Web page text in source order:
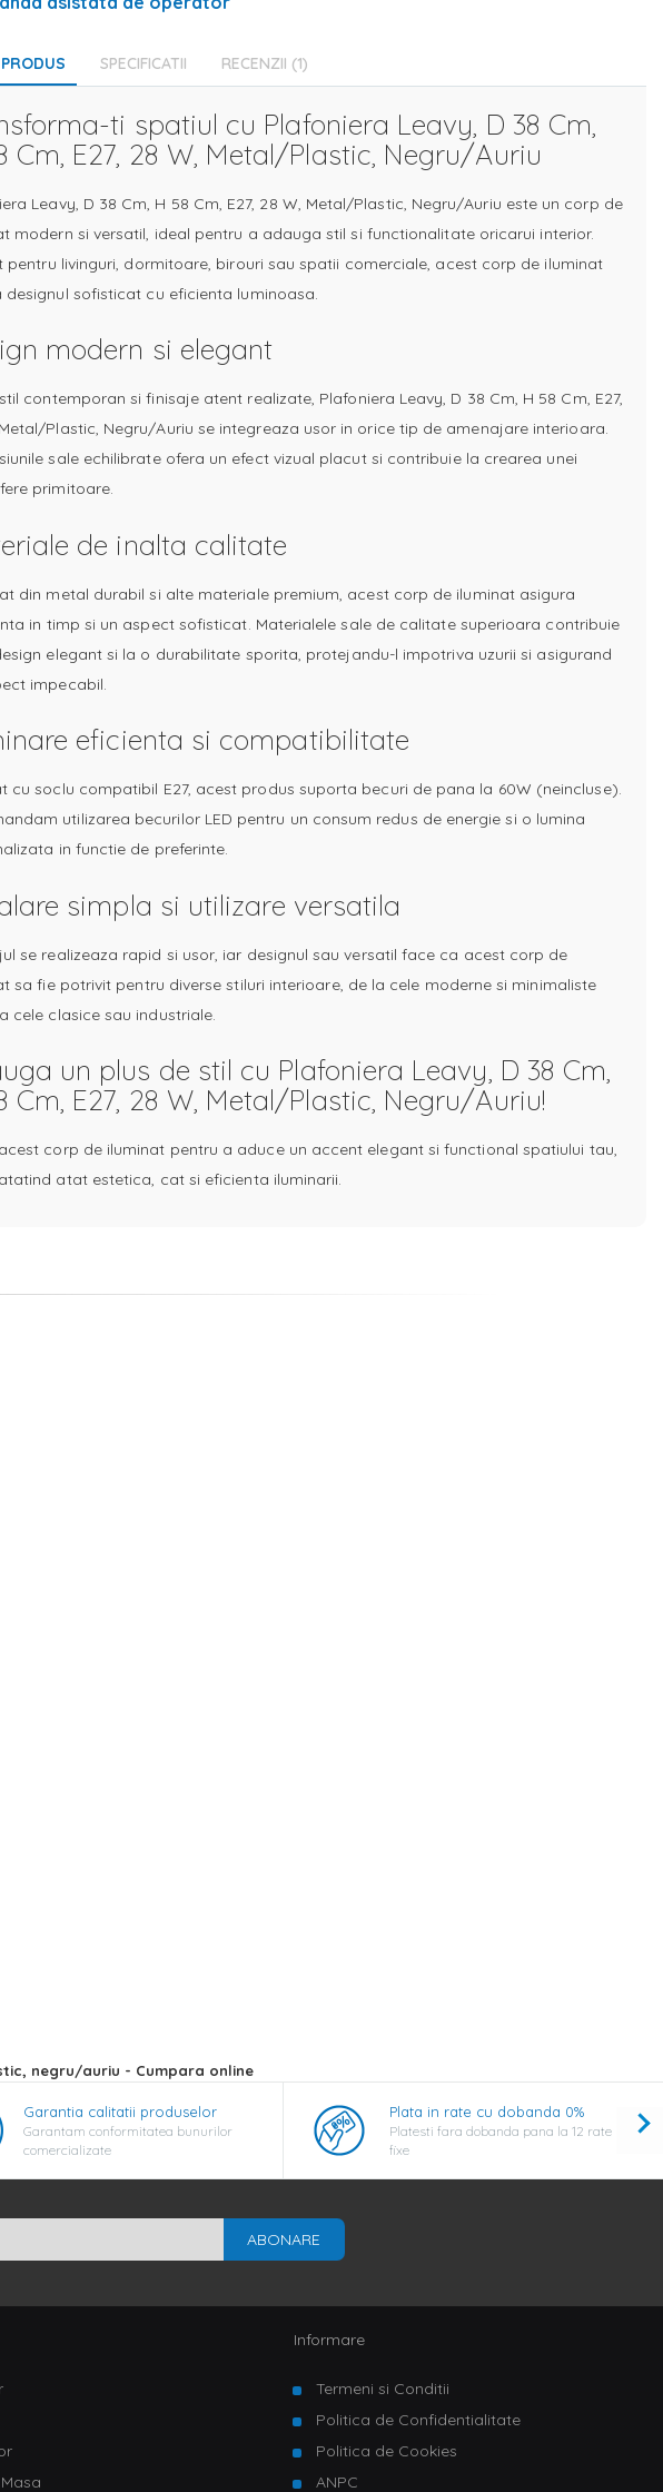
ti spatiul cu Plafoniera Leavy, D 38 Cm,
Cm, E27, 28 W, Metal/Plastic, Negru/Auriu
Leavy, D 38 Cm, H 58 Cm, E27, 28 W, Metal/Plastic, Negru/Auriu este un corp de
modern si versatil, ideal pentru a adauga stil si functionalitate oricarui interior.
pentru livinguri, dormitoare, birouri sau spatii comerciale, acest corp de iluminat
designul sofisticat cu eficienta luminoasa.
modern si elegant
contemporan si finisaje atent realizate, Plafoniera Leavy, D 38 Cm, H 58 Cm, E27,
Plastic, Negru/Auriu se integreaza usor in orice tip de amenajare interioara.
sale echilibrate ofera un efect vizual placut si contribuie la crearea unei
primitoare.
de inalta calitate
din metal durabil si alte materiale premium, acest corp de iluminat asigura
in timp si un aspect sofisticat. Materialele sale de calitate superioara contribuie
elegant si la o durabilitate sporita, protejandu-l impotriva uzurii si asigurand
impecabil.
eficienta si compatibilitate
cu soclu compatibil E27, acest produs suporta becuri de pana la 60W (neincluse).
utilizarea becurilor LED pentru un consum redus de energie si o lumina
in functie de preferinte.
simpla si utilizare versatila
se realizeaza rapid si usor, iar designul sau versatil face ca acest corp de
sa fie potrivit pentru diverse stiluri interioare, de la cele moderne si minimaliste
cele clasice sau industriale.
un plus de stil cu Plafoniera Leavy, D 38 Cm,
Cm, E27, 28 W, Metal/Plastic, Negru/Auriu!
corp de iluminat pentru a aduce un accent elegant si functional spatiului tau,
atat estetica, cat si eficienta iluminarii.
SPECIFICATII RECENZII 1
negru/auriu - Cumpara online
Garantia calitatii produselor
Garantam conformitatea bunurilor
comercializate
Plata in rate cu dobanda 0%
Platesti fara dobanda pana la 12 rate
fixe
ABONARE
Informare
Termeni si Conditii
Politica de Confidentialitate
Politica de Cookies
ANPC